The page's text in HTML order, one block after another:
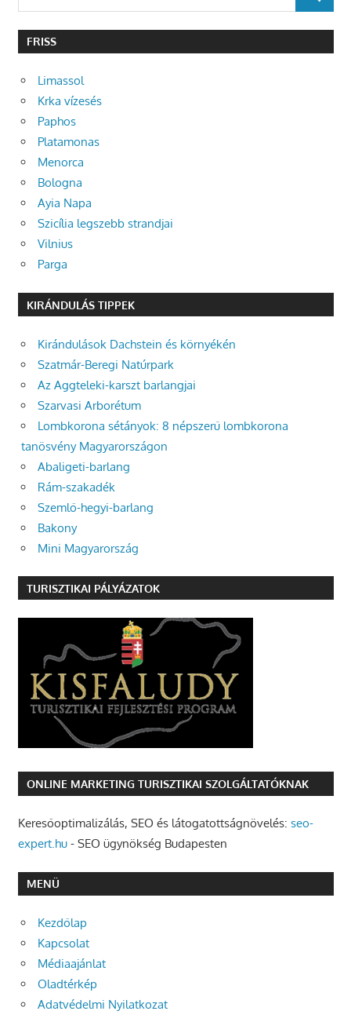
for: SEARCH
FRISS
Limassol
Krka vízesés
Paphos
Platamonas
Menorca
Bologna
Ayia Napa
Szicília legszebb strandjai
Vilnius
Parga
KIRÁNDULÁS TIPPEK
Kirándulások Dachstein és környékén
Szatmár-Beregi Natúrpark
Az Aggteleki-karszt barlangjai
Szarvasi Arborétum
Lombkorona sétányok: 8 népszerű lombkorona
tanösvény Magyarországon
Abaligeti-barlang
Rám-szakadék
Szemlő-hegyi-barlang
Bakony
Mini Magyarország
TURISZTIKAI PÁLYÁZATOK
ONLINE MARKETING TURISZTIKAI SZOLGÁLTATÓKNAK
Keresőoptimalizálás, SEO és látogatottságnövelés: seo-
expert.hu- SEO ügynökség Budapesten
MENÜ
Kezdőlap
Kapcsolat
Médiaajánlat
Oladtérkép
Adatvédelmi Nyilatkozat